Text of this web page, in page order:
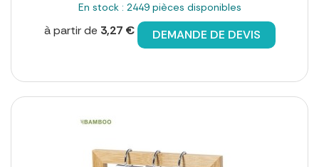
En stock : 2449 pièces disponibles
à partir de 3,27 € DEMANDE DE DEVIS